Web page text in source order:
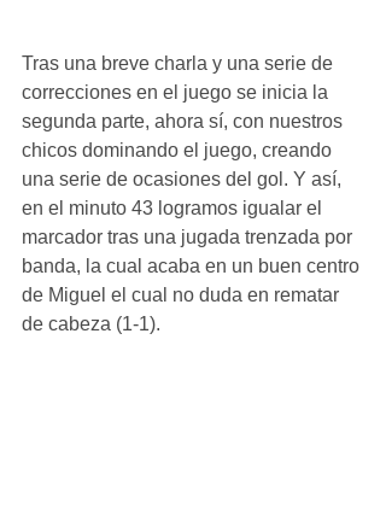
Tras una breve charla y una serie de
correcciones en el juego se inicia la
segunda parte, ahora sí, con nuestros
chicos dominando el juego, creando
una serie de ocasiones del gol. Y así,
en el minuto 43 logramos igualar el
marcador tras una jugada trenzada por
banda, la cual acaba en un buen centro
de Miguel el cual no duda en rematar
de cabeza (1-1).